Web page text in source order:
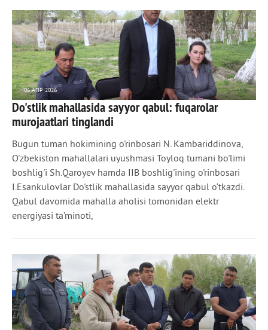
06 АПР 2026
316 0
Do'stlik mahallasida sayyor qabul: fuqarolar
murojaatlari tinglandi
Bugun tuman hokimining o'rinbosari N. Kambariddinova,
O'zbekiston mahallalari uyushmasi Toyloq tumani bo'limi
boshlig'i Sh.Qaroyev hamda IIB boshlig'ining o'rinbosari
I.Esankulovlar Do'stlik mahallasida sayyor qabul o‘tkazdi.
Qabul davomida mahalla aholisi tomonidan elektr
energiyasi ta’minoti,